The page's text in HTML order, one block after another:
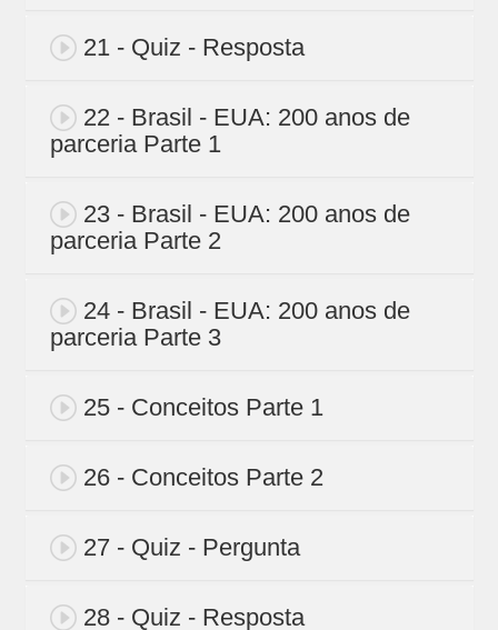
21 - Quiz - Resposta
22 - Brasil - EUA: 200 anos de
parceria Parte 1
23 - Brasil - EUA: 200 anos de
parceria Parte 2
24 - Brasil - EUA: 200 anos de
parceria Parte 3
25 - Conceitos Parte 1
26 - Conceitos Parte 2
27 - Quiz - Pergunta
28 - Quiz - Resposta